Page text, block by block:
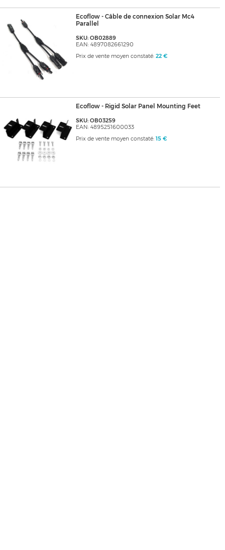
Ecoflow - Câble de connexion Solar Mc4
Parallel
SKU: OB02889
EAN: 4897082661290
Prix de vente moyen constaté: 22 €
Ecoflow - Rigid Solar Panel Mounting Feet
SKU: OB03259
EAN: 4895251600033
Prix de vente moyen constaté: 15 €